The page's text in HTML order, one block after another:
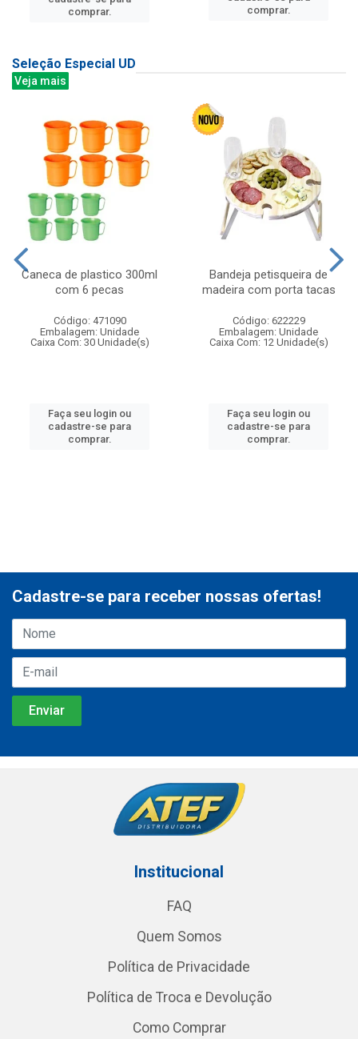
comprar.
comprar.
Seleção Especial UD
Veja mais
Caneca de plastico 300ml
com 6 pecas
Código: 471090
Embalagem: Unidade
Caixa Com: 30 Unidade(s)
Faça seu login ou
cadastre-se para
comprar.
Bandeja petisqueira de
madeira com porta tacas
Código: 622229
Embalagem: Unidade
Caixa Com: 12 Unidade(s)
Faça seu login ou
cadastre-se para
comprar.
Cadastre-se para receber nossas ofertas!
Institucional
FAQ
Quem Somos
Política de Privacidade
Política de Troca e Devolução
Como Comprar